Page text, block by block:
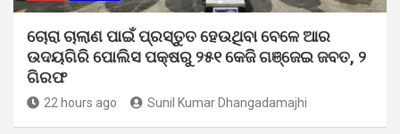
ଚୋରା ଚାଲାଣ ପାଇଁ ପ୍ରସ୍ତୁତ ହେଉଥିବା ବେଳେ ଆର
ଉଦୟଗିରି ପୋଲିସ ପକ୍ଷରୁ ୨୫୧ କେଜି ଗଞ୍ଜେଇ ଜବତ, ୨
ଗିରଫ
22 hours ago Sunil Kumar Dhangadamajhi